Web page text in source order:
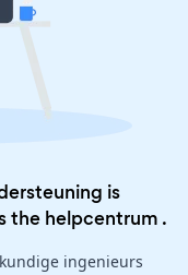
is
the helpcentrum .
ingenieurs